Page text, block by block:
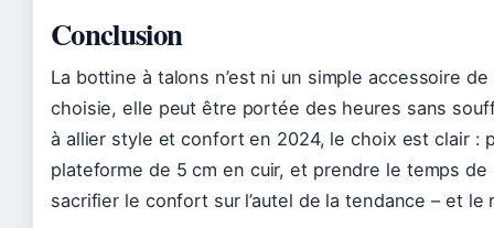
Conclusion
La bottine à talons n’est ni un simple accessoire
choisie, elle peut être portée des heures sans
à allier style et confort en 2024, le choix est clair :
plateforme de 5 cm en cuir, et prendre le temps de
sacrifier le confort sur l’autel de la tendance – et